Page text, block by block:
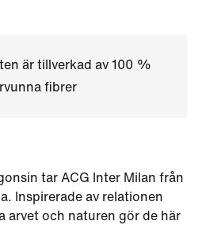
är tillverkad av 100 %
fibrer
tar ACG Inter Milan från
Inspirerade av relationen
arvet och naturen gör de här